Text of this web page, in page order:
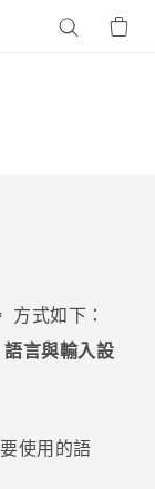
方式如下：
語言與輸入設
使用的語